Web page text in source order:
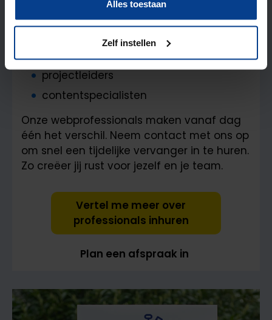
Alles toestaan
Zelf instellen
online adviseurs
projectleiders
contentspecialisten
Onze webprofessionals maken vanaf dag
één het verschil. Neem contact met ons op
om snel een tijdelijke vervanger in te huren.
Zo creëer jij rust voor jezelf en je team.
Vertel me meer over
professionals inhuren
Plan een afspraak in